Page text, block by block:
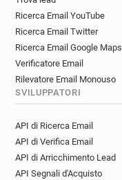
Ricerca Email YouTube
Ricerca Email Twitter
Ricerca Email Google Maps
Verificatore Email
Rilevatore Email Monouso
SVILUPPATORI
API di Ricerca Email
API di Verifica Email
API di Arricchimento Lead
API Segnali d'Acquisto